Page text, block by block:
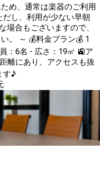
め、通常は楽器のご利用
し、利用が少ない早朝
場合もございますので、
💰 1
離にあり、アクセスも抜
す♪